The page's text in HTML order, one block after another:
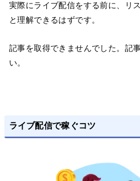
実際にライブ配信をする前に、リ
と理解できるはずです。
記事を取得できませんでした。記
い。
ライブ配信で稼ぐコツ